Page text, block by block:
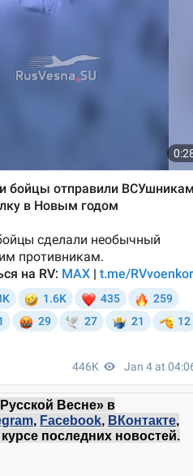
Весне» в
, Facebook, ВКонтакте,
последних новостей.